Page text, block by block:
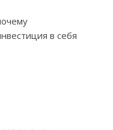
в себя